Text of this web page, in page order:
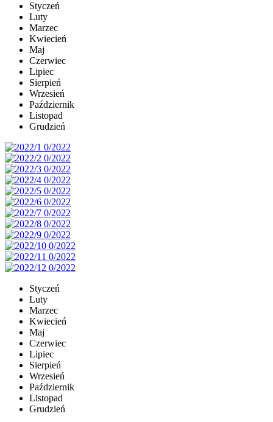
Styczeń
Luty
Marzec
Kwiecień
Maj
Czerwiec
Lipiec
Sierpień
Wrzesień
Październik
Listopad
Grudzień
Styczeń
Luty
Marzec
Kwiecień
Maj
Czerwiec
Lipiec
Sierpień
Wrzesień
Październik
Listopad
Grudzień